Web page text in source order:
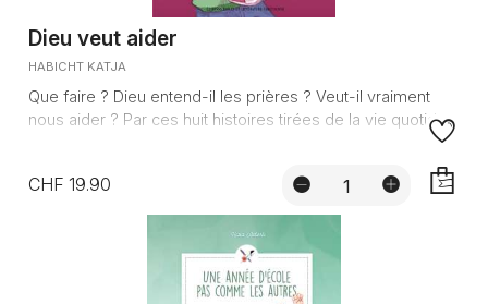
Dieu veut aider
HABICHT KATJA
Que faire ? Dieu entend-il les prières ? Veut-il vraiment
nous aider ? Par ces huit histoires tirées de la vie quotidie...
CHF 19.90